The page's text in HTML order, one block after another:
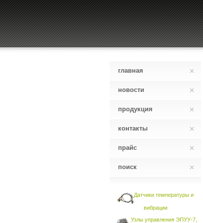
главная
новости
продукция
контакты
прайс
поиск
Датчики температуры и
вибрации
Узлы управления ЭПУУ-7,